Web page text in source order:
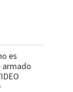
es
armado